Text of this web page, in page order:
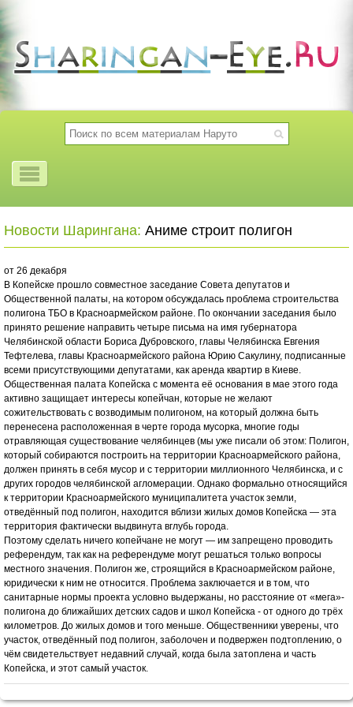
Новости Шарингана: Аниме строит полигон
от 26 декабря
В Копейске прошло совместное заседание Совета депутатов и
Общественной палаты, на котором обсуждалась проблема строительства
полигона ТБО в Красноармейском районе. По окончании заседания было
принято решение направить четыре письма на имя губернатора
Челябинской области Бориса Дубровского, главы Челябинска Евгения
Тефтелева, главы Красноармейского района Юрию Сакулину, подписанные
всеми присутствующими депутатами, как аренда квартир в Киеве.
Общественная палата Копейска с момента её основания в мае этого года
активно защищает интересы копейчан, которые не желают
сожительствовать с возводимым полигоном, на который должна быть
перенесена расположенная в черте города мусорка, многие годы
отравляющая существование челябинцев (мы уже писали об этом: Полигон,
который собираются построить на территории Красноармейского района,
должен принять в себя мусор и с территории миллионного Челябинска, и с
других городов челябинской агломерации. Однако формально относящийся
к территории Красноармейского муниципалитета участок земли,
отведённый под полигон, находится вблизи жилых домов Копейска — эта
территория фактически выдвинута вглубь города.
Поэтому сделать ничего копейчане не могут — им запрещено проводить
референдум, так как на референдуме могут решаться только вопросы
местного значения. Полигон же, строящийся в Красноармейском районе,
юридически к ним не относится. Проблема заключается и в том, что
санитарные нормы проекта условно выдержаны, но расстояние от «мега»-
полигона до ближайших детских садов и школ Копейска - от одного до трёх
километров. До жилых домов и того меньше. Общественники уверены, что
участок, отведённый под полигон, заболочен и подвержен подтоплению, о
чём свидетельствует недавний случай, когда была затоплена и часть
Копейска, и этот самый участок.